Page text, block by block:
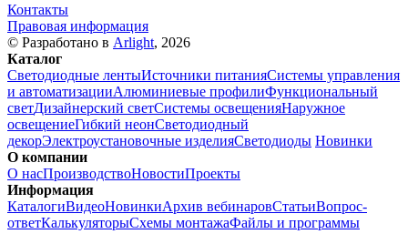
Контакты
Правовая информация
© Разработано в Arlight, 2026
Каталог
Светодиодные лентыИсточники питанияСистемы управления
и автоматизацииАлюминиевые профилиФункциональный
светДизайнерский светСистемы освещенияНаружное
освещениеГибкий неонСветодиодный
декорЭлектроустановочные изделияСветодиоды Новинки
О компании
О насПроизводствоНовостиПроекты
Информация
КаталогиВидеоНовинкиАрхив вебинаровСтатьиВопрос-
ответКалькуляторыСхемы монтажаФайлы и программы